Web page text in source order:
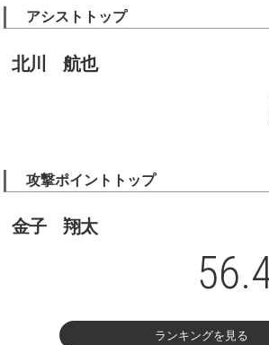
アシストトップ
北川 航也
攻撃ポイントトップ
金子 翔太
ランキングを見る